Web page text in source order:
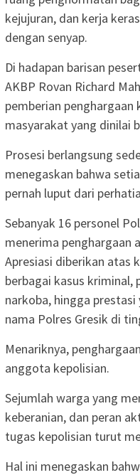
kejujuran, dan kerja
dengan senyap.
Di hadapan barisan
AKBP Rovan Richard
pemberian penghargaan
masyarakat yang dinilai
Prosesi berlangsung
menegaskan bahwa
pernah luput dari
Sebanyak 16 personel
menerima penghargaan
Apresiasi diberikan atas
berbagai kasus kriminal,
narkoba, hingga
nama Polres Gresik di
Menariknya,
anggota kepolisian.
Sejumlah warga yang
keberanian, dan peran
tugas kepolisian turut
Hal ini menegaskan